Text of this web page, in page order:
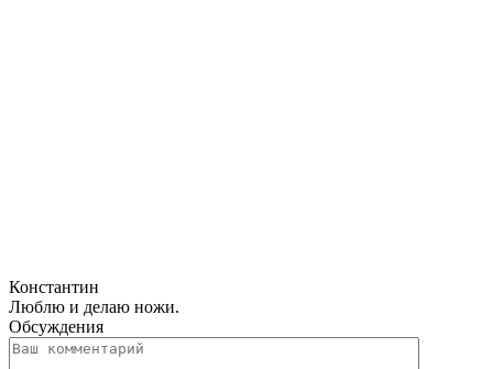
Константин
Люблю и делаю ножи.
Обсуждения